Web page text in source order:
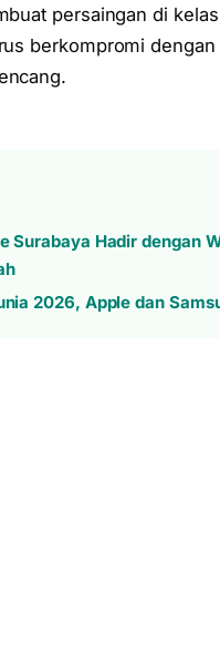
persaingan di
berkompromi
Surabaya Hadir dengan
2026, Apple dan